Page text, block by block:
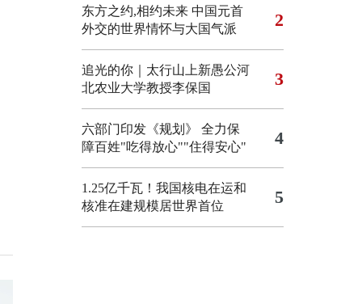
东方之约,相约未来 中国元首
外交的世界情怀与大国气派
2
追光的你｜太行山上新愚公河
北农业大学教授李保国
3
六部门印发《规划》 全力保
障百姓"吃得放心""住得安心"
4
1.25亿千瓦！我国核电在运和
核准在建规模居世界首位
5